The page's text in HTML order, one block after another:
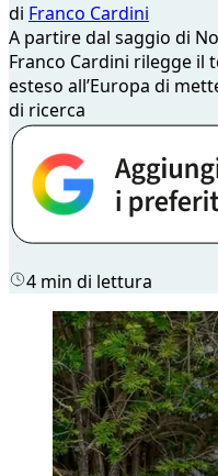
di Franco Cardini
A partire dal saggio di
Franco Cardini rilegge il
esteso all’Europa di
di ricerca
4 min di lettura